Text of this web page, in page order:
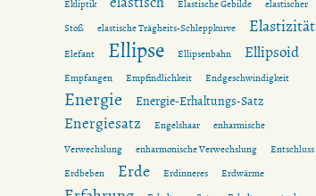
Ekliptik
Elastische Gebilde
elastischer
Stoß
elastische Trägheits-Schleppkurve Elastizität
Elefant Ellipse Ellipsenbahn Ellipsoid
Empfangen Empfindlichkeit Endgeschwindigkeit
Energie Energie-Erhaltungs-Satz
Energiesatz Engelshaar
enharmische
Verwechslung
enharmonische Verwechslung
Entschluss
Erdbeben
Erde Erdinneres Erdwärme